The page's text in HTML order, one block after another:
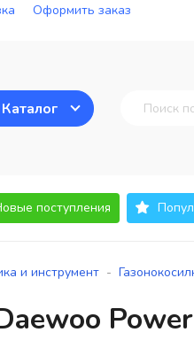
Оформить заказ
Каталог
поступления
и инструмент -